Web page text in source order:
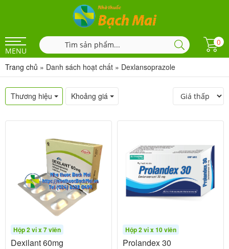
MENU
0
Trang chủ » Danh sách hoạt chất » Dexlansoprazole
Thương hiệu Khoảng giá
Hộp 2 vỉ x 7 viên
Dexilant 60mg
Hộp 2 vỉ x 10 viên
Prolandex 30